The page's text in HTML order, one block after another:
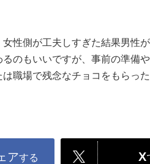
性側が工夫しすぎた結果男性
のもいいですが、事前の準備
職場で残念なチョコをもらっ
アする X